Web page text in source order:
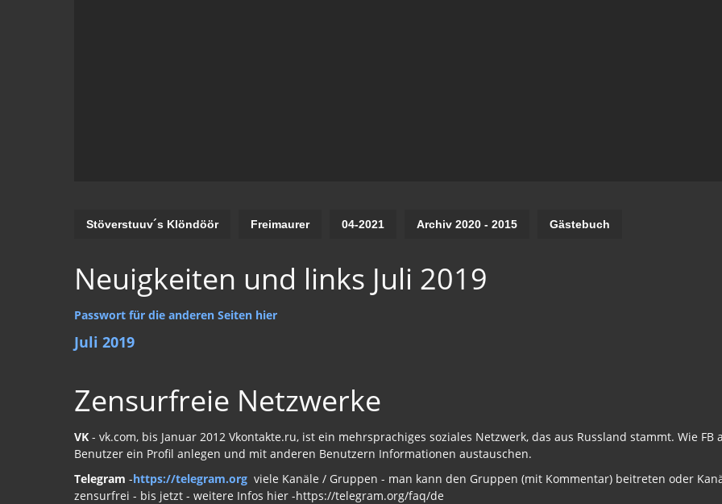
Stöverstuuv´s Klöndöör Freimaurer 04-2021 Archiv 2020 - 2015 Gästebuch
Neuigkeiten und links Juli 2019
Passwort für die anderen Seiten hier
Juli 2019
Zensurfreie Netzwerke
VK - vk.com, bis Januar 2012 Vkontakte.ru, ist ein mehrsprachiges soziales Netzwerk, das aus Russland stammt. Wie
Benutzer ein Profil anlegen und mit anderen Benutzern Informationen austauschen.
Telegram -https://telegram.org viele Kanäle / Gruppen - man kann den Gruppen (mit Kommentar) beitreten oder
zensurfrei - bis jetzt - weitere Infos hier -https://telegram.org/faq/de